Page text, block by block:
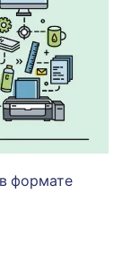
формате